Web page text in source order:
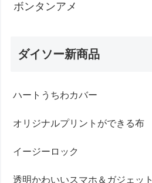
ボンタンアメ
ダイソー新商品
ハートうちわカバー
オリジナルプリントができる布
イージーロック
透明かわいいスマホ＆ガジェット